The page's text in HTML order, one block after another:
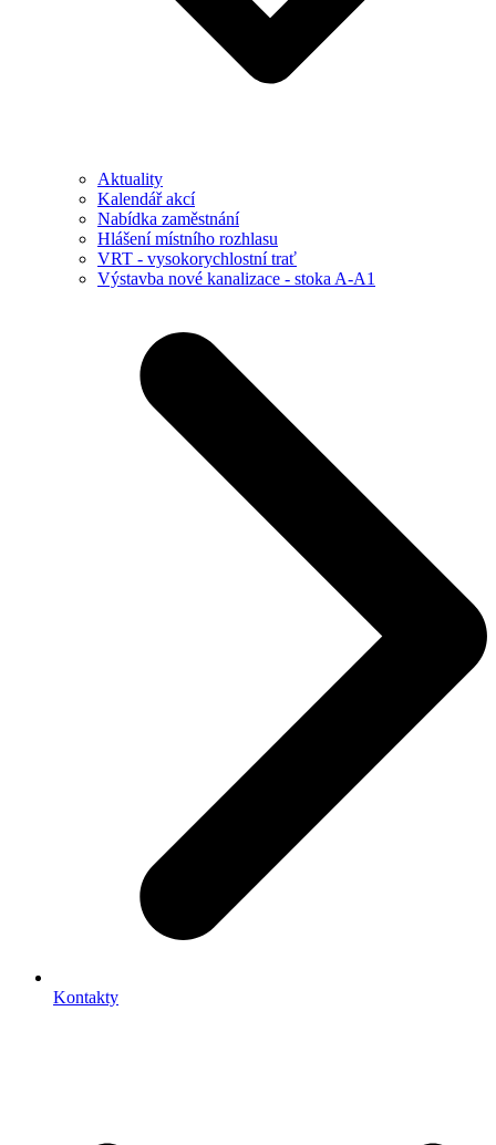
Aktuality
Kalendář akcí
Nabídka zaměstnání
Hlášení místního rozhlasu
VRT - vysokorychlostní trať
Výstavba nové kanalizace - stoka A-A1
Kontakty